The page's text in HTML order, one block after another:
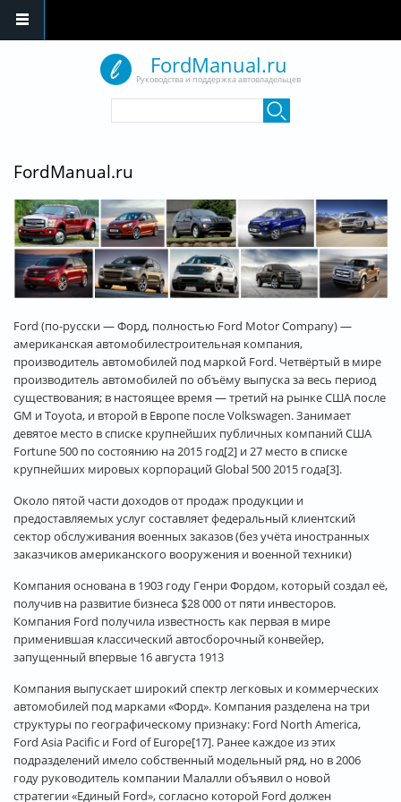
FordManual.ru
Руководства и поддержка автовладельцев
FordManual.ru
Ford (по-русски — Форд, полностью Ford Motor Company) —
американская автомобилестроительная компания,
производитель автомобилей под маркой Ford. Четвёртый в мире
производитель автомобилей по объёму выпуска за весь период
существования; в настоящее время — третий на рынке США после
GM и Toyota, и второй в Европе после Volkswagen. Занимает
девятое место в списке крупнейших публичных компаний США
Fortune 500 по состоянию на 2015 год[2] и 27 место в списке
крупнейших мировых корпораций Global 500 2015 года[3].
Около пятой части доходов от продаж продукции и
предоставляемых услуг составляет федеральный клиентский
сектор обслуживания военных заказов (без учёта иностранных
заказчиков американского вооружения и военной техники)
Компания основана в 1903 году Генри Фордом, который создал её,
получив на развитие бизнеса $28 000 от пяти инвесторов.
Компания Ford получила известность как первая в мире
применившая классический автосборочный конвейер,
запущенный впервые 16 августа 1913
Компания выпускает широкий спектр легковых и коммерческих
автомобилей под марками «Форд». Компания разделена на три
структуры по географическому признаку: Ford North America,
Ford Asia Pacific и Ford of Europe[17]. Ранее каждое из этих
подразделений имело собственный модельный ряд, но в 2006
году руководитель компании Малалли объявил о новой
стратегии «Единый Ford», согласно которой Ford должен